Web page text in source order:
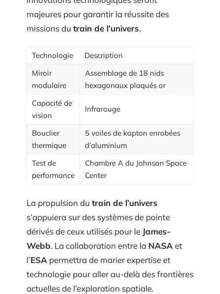
majeures pour garantir la réussite des
missions du train de l’univers.
Technologie
Description
Miroir
modulaire
Assemblage de 18 nids
hexagonaux plaqués or
Capacité de
vision
Infrarouge
Bouclier
thermique
5 voiles de kapton enrobées
d’aluminium
Test de
performance
Chambre A du Johnson Space
Center
La propulsion du train de l’univers
s’appuiera sur des systèmes de pointe
dérivés de ceux utilisés pour le James-
Webb. La collaboration entre la NASA et
l’ESA permettra de marier expertise et
technologie pour aller au-delà des frontières
actuelles de l’exploration spatiale.